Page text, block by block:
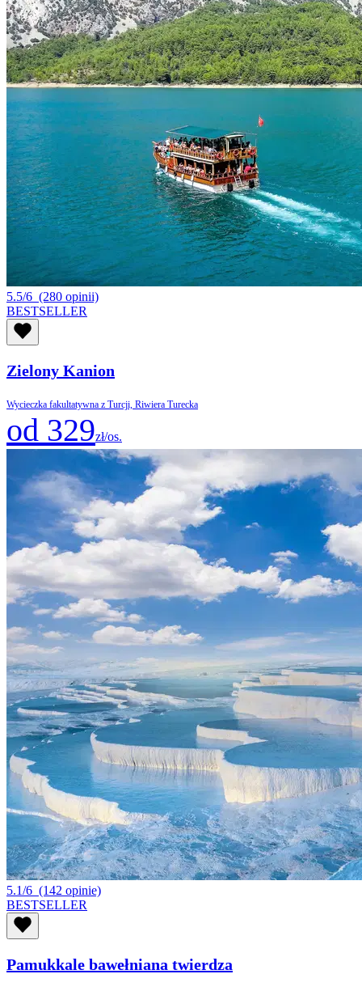
5.5/6 (280 opinii)
BESTSELLER
Zielony Kanion
Wycieczka fakultatywna z Turcji, Riwiera Turecka
od 329zł/os.
5.1/6 (142 opinie)
BESTSELLER
Pamukkale bawełniana twierdza